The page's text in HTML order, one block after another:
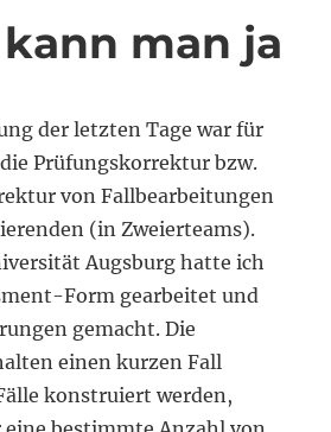
man ja
der letzten Tage war für
Prüfungskorrektur bzw.
von Fallbearbeitungen
(in Zweierteams).
Augsburg hatte ich
Form gearbeitet und
gemacht. Die
einen kurzen Fall
konstruiert werden,